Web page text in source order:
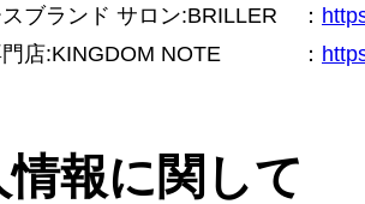
ブランド サロン:BRILLER
：
店:KINGDOM NOTE
：
報に関して